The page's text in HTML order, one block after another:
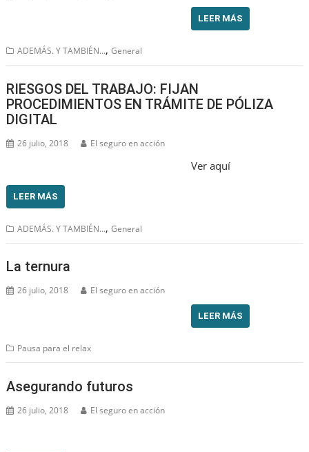
LEER MÁS
ADEMÁS. Y TAMBIÉN...,General
RIESGOS DEL TRABAJO: FIJAN
PROCEDIMIENTOS EN TRÁMITE DE PÓLIZA
DIGITAL
26 julio, 2018 El seguro en acción
Ver aquí
LEER MÁS
ADEMÁS. Y TAMBIÉN...,General
La ternura
26 julio, 2018 El seguro en acción
LEER MÁS
Pausa para el relax
Asegurando futuros
26 julio, 2018 El seguro en acción